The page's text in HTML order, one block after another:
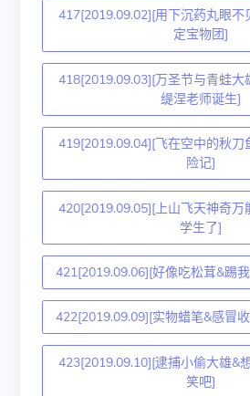
417[2019.09.02][用下沉药丸眼不
定宝物团]
418[2019.09.03][万圣节与青蛙大
缇涅老师诞生]
419[2019.09.04][飞在空中的秋刀
险记]
420[2019.09.05][上山飞天神奇万
学生了]
421[2019.09.06][好像吃松茸&踢
422[2019.09.09][实物蜡笔&感冒
423[2019.09.10][逮捕小偷大雄&
笑吧]